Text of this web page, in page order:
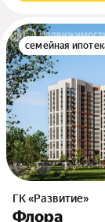
семейная
ГК «Развитие»
Флора